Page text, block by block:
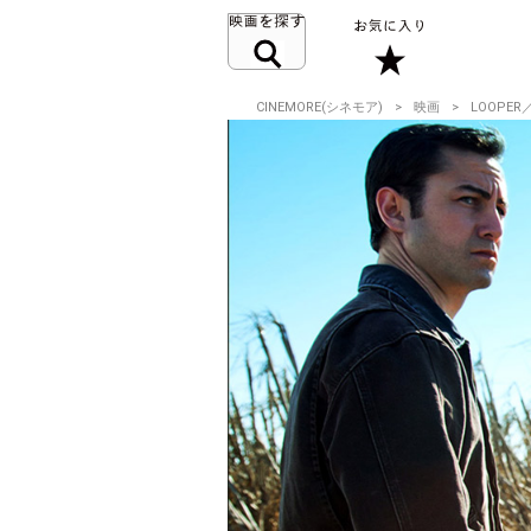
CINEMORE(シネモア) 映画 LOOPER